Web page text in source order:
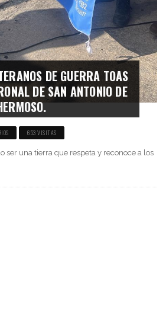
DE GUERRA TOAS
DE SAN ANTONIO DE
653 VISITAS
ser una tierra que respeta y reconoce a los